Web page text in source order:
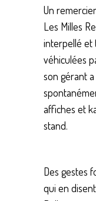
Un
Les Milles
interpellé et
véhiculées
son gérant a
affiches et
stand.
Des gestes
qui en